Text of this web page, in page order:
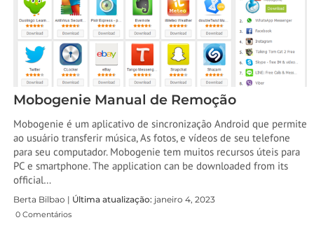
Mobogenie Manual de Remoção
Mobogenie é um aplicativo de sincronização Android que permite
ao usuário transferir música, As fotos, e vídeos de seu telefone
para seu computador. Mobogenie tem muitos recursos úteis para
PC e smartphone.The application can be downloaded from its
official…
Berta Bilbao | Última atualização: janeiro 4, 2023
0 Comentários